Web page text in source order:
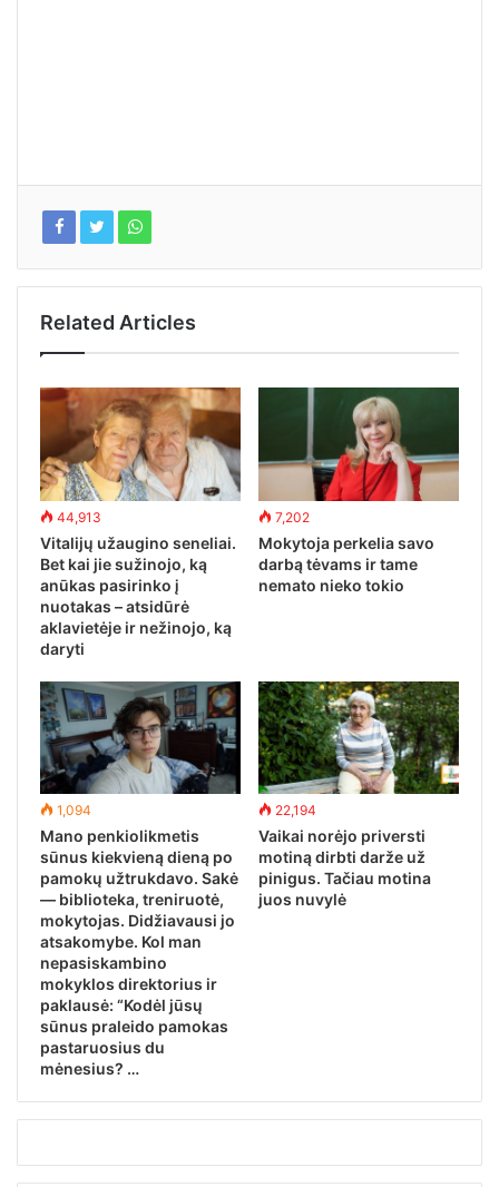
Related Articles
44,913
Vitalijų užaugino seneliai.
Bet kai jie sužinojo, ką
anūkas pasirinko į
nuotakas – atsidūrė
aklavietėje ir nežinojo, ką
daryti
7,202
Mokytoja perkelia savo
darbą tėvams ir tame
nemato nieko tokio
1,094
Mano penkiolikmetis
sūnus kiekvieną dieną po
pamokų užtrukdavo. Sakė
— biblioteka, treniruotė,
mokytojas. Didžiavausi jo
atsakomybe. Kol man
nepasiskambino
mokyklos direktorius ir
paklausė: “Kodėl jūsų
sūnus praleido pamokas
pastaruosius du
mėnesius? …
22,194
Vaikai norėjo priversti
motiną dirbti darže už
pinigus. Tačiau motina
juos nuvylė